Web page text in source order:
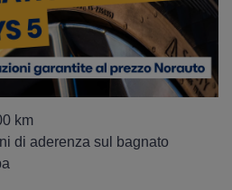
km
di aderenza sul bagnato